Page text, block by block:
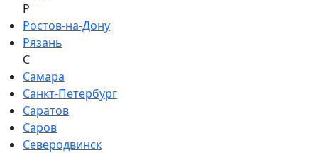
Р
Ростов-на-Дону
Рязань
С
Самара
Санкт-Петербург
Саратов
Саров
Северодвинск